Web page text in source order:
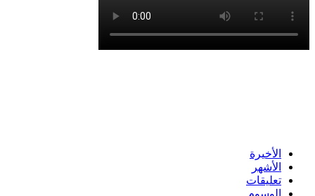
الأخيرة
الأشهر
تعليقات
الوسوم